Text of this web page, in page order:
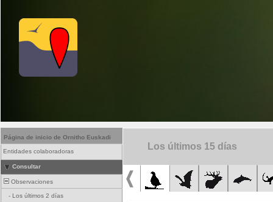
Página de inicio de Ornitho Euskadi
Entidades colaboradoras
Consultar
Observaciones
- Los últimos 2 días
Los últimos 15 días